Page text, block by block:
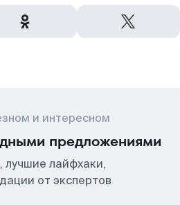
и интересном
предложениями
лучшие лайфхаки,
от экспертов